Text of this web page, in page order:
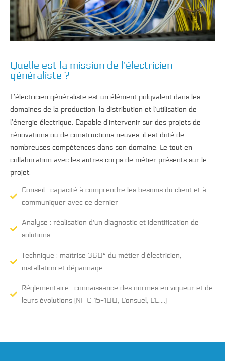
Quelle est la mission de l'électricien
généraliste ?
L’électricien généraliste est un élément polyvalent dans les
domaines de la production, la distribution et l’utilisation de
l’énergie électrique. Capable d’intervenir sur des projets de
rénovations ou de constructions neuves, il est doté de
nombreuses compétences dans son domaine. Le tout en
collaboration avec les autres corps de métier présents sur le
projet.
Conseil : capacité à comprendre les besoins du client et à
communiquer avec ce dernier
Analyse : réalisation d'un diagnostic et identification de
solutions
Technique : maîtrise 360° du métier d'électricien,
installation et dépannage
Réglementaire : connaissance des normes en vigueur et de
leurs évolutions (NF C 15-100, Consuel, CE,...)